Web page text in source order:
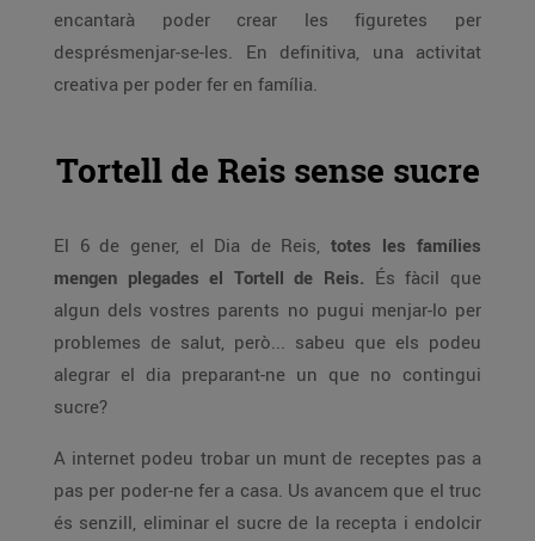
encantarà poder crear les figuretes per
desprésmenjar-se-les. En definitiva, una activitat
creativa per poder fer en família.
Tortell de Reis sense sucre
El 6 de gener, el Dia de Reis, totes les famílies
mengen plegades el Tortell de Reis. És fàcil que
algun dels vostres parents no pugui menjar-lo per
problemes de salut, però... sabeu que els podeu
alegrar el dia preparant-ne un que no contingui
sucre?
A internet podeu trobar un munt de receptes pas a
pas per poder-ne fer a casa. Us avancem que el truc
és senzill, eliminar el sucre de la recepta i endolcir